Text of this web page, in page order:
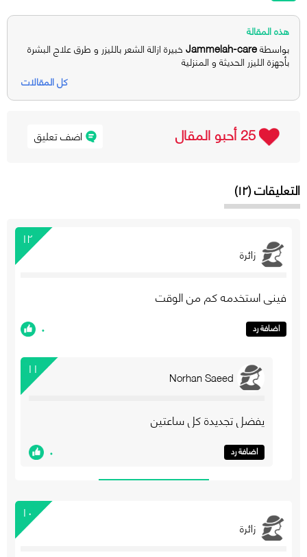
هذه المقالة
بواسطةJammelah-care خبيرة ازالة الشعر بالليزر و طرق علاج البشرة
بأجهزة الليزر الحديثة و المنزلية
كل المقالات
اضف تعليق 25 أحبو المقال
التعليقات (١٢)
١٢
زائرة
فيني استخدمه كم من الوقت
اضافة رد ٠
١١ Norhan Saeed
يفضل تجديدة كل ساعتين
اضافة رد ٠
١٠
زائرة